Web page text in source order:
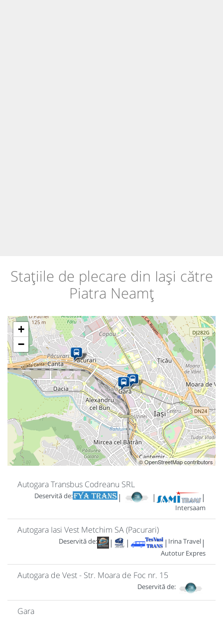
Stațiile de plecare din Iași către
Piatra Neamț
+
−
© OpenStreetMap contributors
Autogara Transbus Codreanu SRL
Deservită de: | | |
Intersaam
Autogara Iasi Vest Metchim SA (Pacurari)
Deservită de: | | | Irina Travel|
Autotur Expres
Autogara de Vest - Str. Moara de Foc nr. 15
Deservită de:
Gara